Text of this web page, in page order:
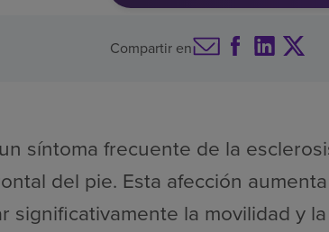
Compartir en
síntoma frecuente de la
del pie. Esta afección
significativamente la movilidad y